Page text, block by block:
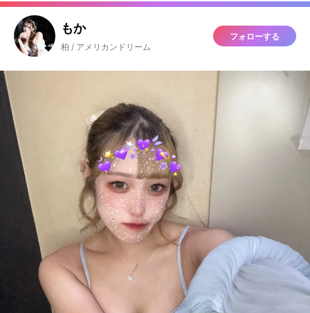
もか
柏 / アメリカンドリーム
フォローする